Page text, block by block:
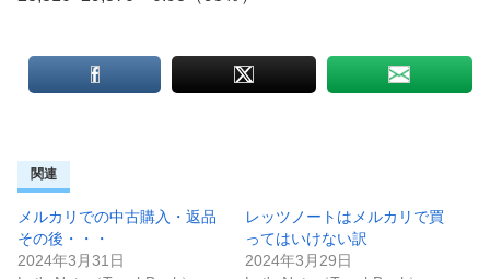
関連
メルカリでの中古購入・返品
その後・・・
2024年3月31日
レッツノートはメルカリで買
ってはいけない訳
2024年3月29日